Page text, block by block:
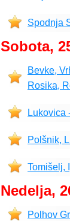
Spodnja
Sobota,
Bevke,
Rosika,
Lukovica
Polšnik,
Tomišelj,
Nedelja,
Polhov